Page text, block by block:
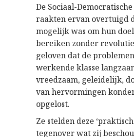
De Sociaal-
raakten ervan overtuigd
mogelijk was om hun
bereiken zonder
geloven dat de
werkende klasse
vreedzaam, geleidelijk,
van hervormingen
opgelost.
Ze stelden deze
tegenover wat zij